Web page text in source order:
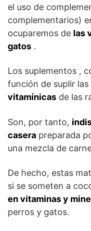
el uso de
complementarios)
ocuparemos de las
gatos .
Los suplementos ,
función de suplir
vitamínicas de las
Son, por tanto,
casera preparada
una mezcla de
De hecho, estas
si se someten a
en vitaminas y
perros y gatos.